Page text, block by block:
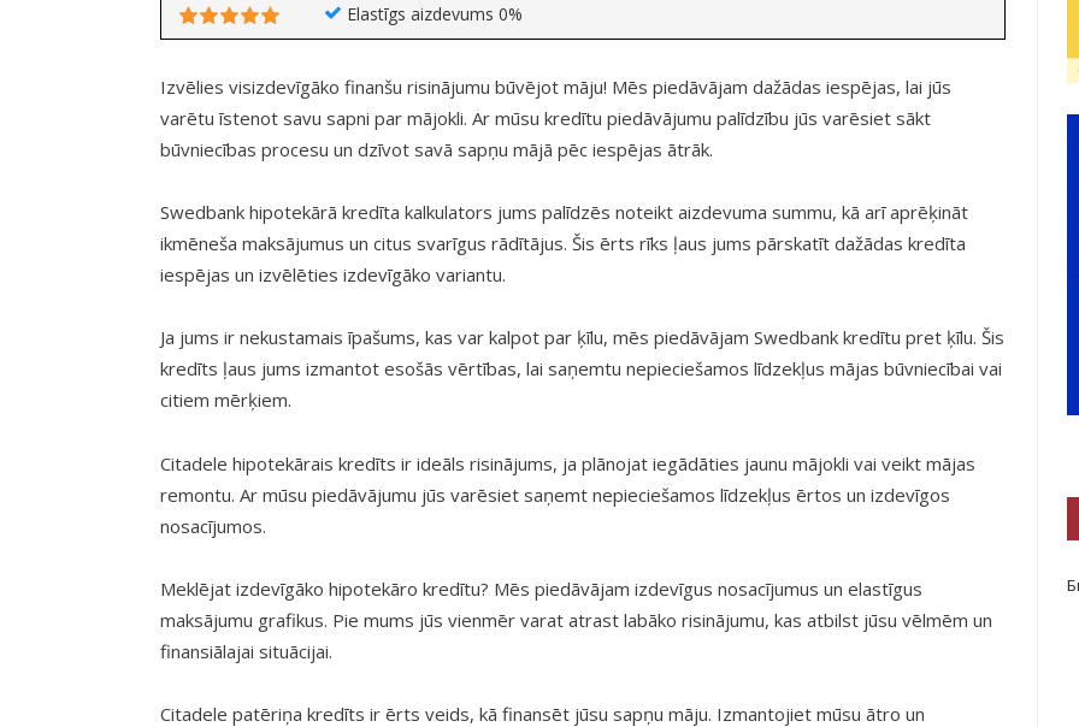
Elastīgs aizdevums 0%
Izvēlies visizdevīgāko finanšu risinājumu būvējot māju! Mēs piedāvājam dažādas iespējas, lai jūs
varētu īstenot savu sapni par mājokli. Ar mūsu kredītu piedāvājumu palīdzību jūs varēsiet sākt
būvniecības procesu un dzīvot savā sapņu mājā pēc iespējas ātrāk.
Swedbank hipotekārā kredīta kalkulators jums palīdzēs noteikt aizdevuma summu, kā arī aprēķināt
ikmēneša maksājumus un citus svarīgus rādītājus. Šis ērts rīks ļaus jums pārskatīt dažādas kredīta
iespējas un izvēlēties izdevīgāko variantu.
Ja jums ir nekustamais īpašums, kas var kalpot par ķīlu, mēs piedāvājam Swedbank kredītu pret ķīlu. Šis
kredīts ļaus jums izmantot esošās vērtības, lai saņemtu nepieciešamos līdzekļus mājas būvniecībai vai
citiem mērķiem.
Citadele hipotekārais kredīts ir ideāls risinājums, ja plānojat iegādāties jaunu mājokli vai veikt mājas
remontu. Ar mūsu piedāvājumu jūs varēsiet saņemt nepieciešamos līdzekļus ērtos un izdevīgos
nosacījumos.
Meklējat izdevīgāko hipotekāro kredītu? Mēs piedāvājam izdevīgus nosacījumus un elastīgus
maksājumu grafikus. Pie mums jūs vienmēr varat atrast labāko risinājumu, kas atbilst jūsu vēlmēm un
finansiālajai situācijai.
Citadele patēriņa kredīts ir ērts veids, kā finansēt jūsu sapņu māju. Izmantojiet mūsu ātro un